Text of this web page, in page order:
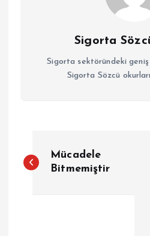
Sigorta
Sigorta sektöründeki
Sigorta Sözcü
a
Mücadele
Bitmemiştir